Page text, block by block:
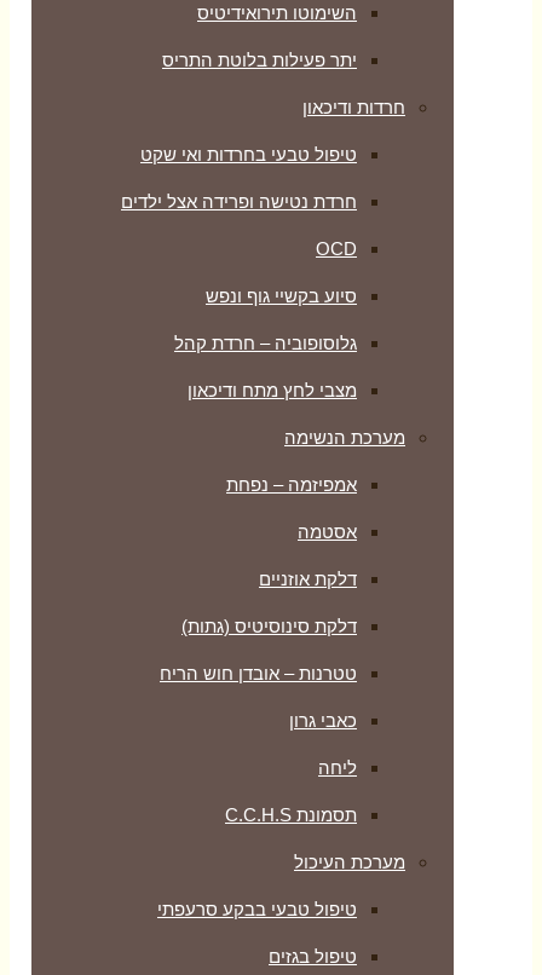
השימוטו תירואידיטיס
יתר פעילות בלוטת התריס
חרדות ודיכאון
טיפול טבעי בחרדות ואי שקט
חרדת נטישה ופרידה אצל ילדים
OCD
סיוע בקשיי גוף ונפש
גלוסופוביה – חרדת קהל
מצבי לחץ מתח ודיכאון
מערכת הנשימה
אמפיזמה – נפחת
אסטמה
דלקת אוזניים
דלקת סינוסיטיס (גתות)
טטרנות – אובדן חוש הריח
כאבי גרון
ליחה
תסמונת C.C.H.S
מערכת העיכול
טיפול טבעי בבקע סרעפתי
טיפול בגזים